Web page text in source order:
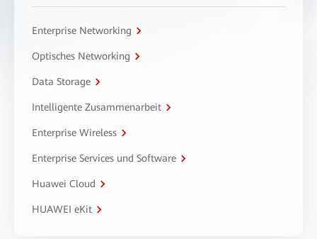
Enterprise Networking
Optisches Networking
Data Storage
Intelligente Zusammenarbeit
Enterprise Wireless
Enterprise Services und Software
Huawei Cloud
HUAWEI eKit